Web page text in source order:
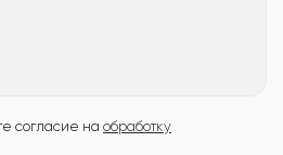
согласие на обработку